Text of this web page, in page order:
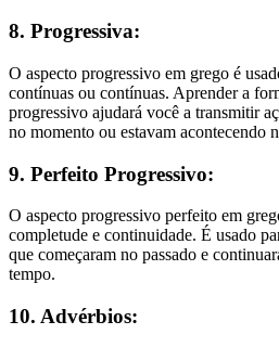
8. Progressiva:
O aspecto progressivo em grego é
contínuas ou contínuas. Aprender a
progressivo ajudará você a transmitir
no momento ou estavam acontecendo
9. Perfeito Progressivo:
O aspecto progressivo perfeito em
completude e continuidade. É usado
que começaram no passado e
tempo.
10. Advérbios: